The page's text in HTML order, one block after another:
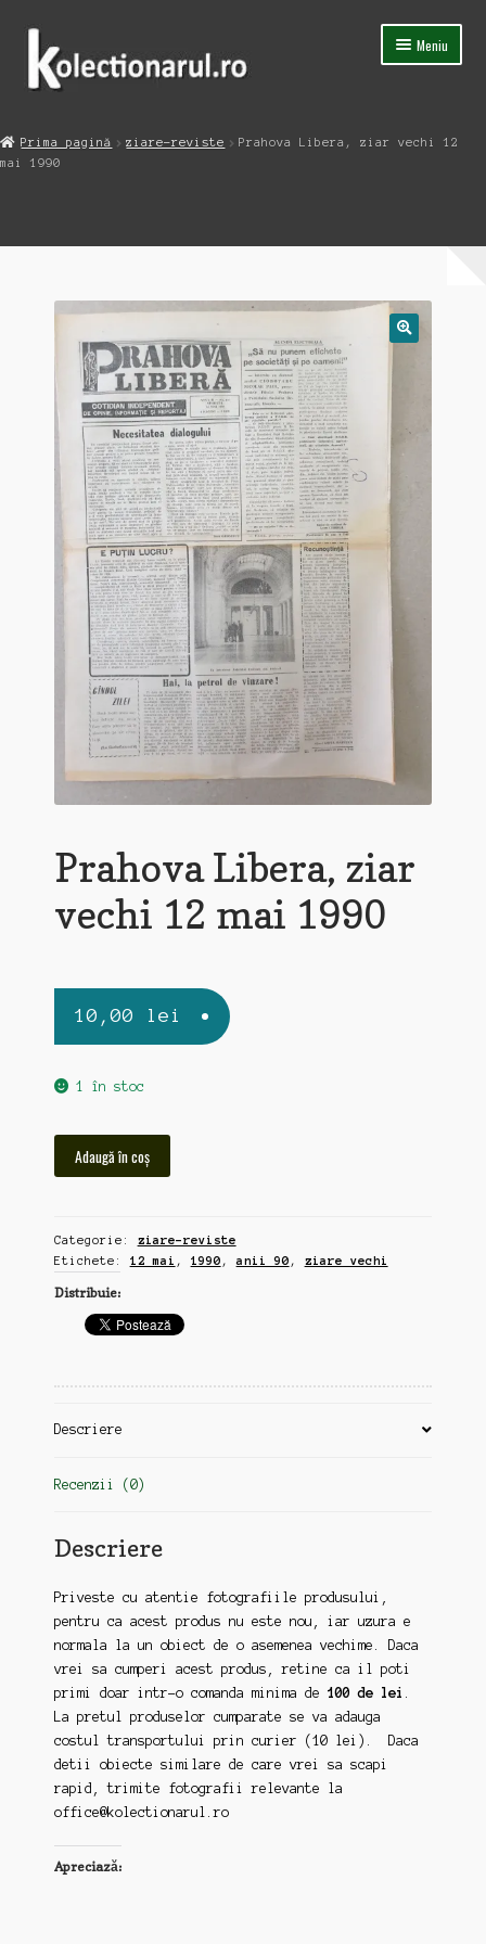
Sari
navigare
Sari
conținut
Meniu
Magazin
Contact
Prima pagină ziare-reviste
Prahova Libera, ziar vechi 12
mai 1990
Prahova Libera, ziar
vechi 12 mai 1990
10,00 lei
1 în stoc
Prahova
vechi
12
mai
Adaugă în coș
Categorie: ziare-reviste
Etichete: 12 mai , 1990 ,anii 90 , ziare vechi
Distribuie:
Descriere
Recenzii (0)
Descriere
Priveste cu atentie fotografiile produsului,
pentru ca acest produs nu este nou, iar uzura e
normala la un obiect de o asemenea vechime. Daca
vrei sa cumperi acest produs, retine ca il poti
primi doar intr-o comanda minima de 100 de lei
La pretul produselor cumparate se va adauga
costul transportului prin curier (10 lei). Daca
detii obiecte similare de care vrei sa scapi
rapid, trimite fotografii relevante la
office@kolectionarul.ro
Apreciază: